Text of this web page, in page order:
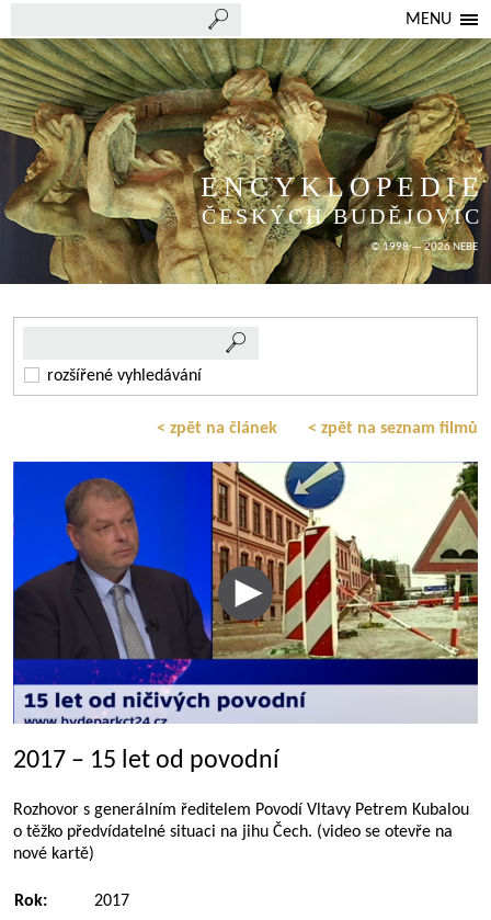
MENU
ENCYKLOPEDIE
ČESKÝCH BUDĚJOVIC
© 1998 — 2026 NEBE
rozšířené vyhledávání
< zpět na článek < zpět na seznam filmů
2017 – 15 let od povodní
Rozhovor s generálním ředitelem Povodí Vltavy Petrem Kubalou
o těžko předvídatelné situaci na jihu Čech. (video se otevře na
nové kartě)
Rok:
2017